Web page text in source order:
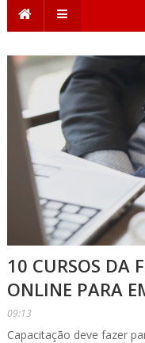
10 CURSOS DA
ONLINE PARA
09:13
Capacitação deve fazer